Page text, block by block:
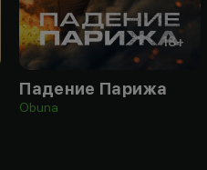
18+
Падение Парижа
Obuna